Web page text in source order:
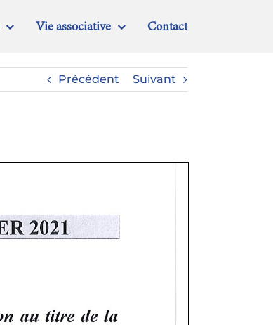
Vie associative Contact
Précédent Suivant